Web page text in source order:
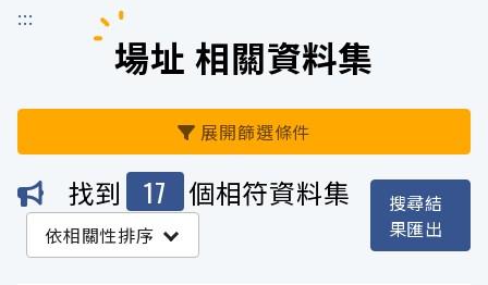
:::
場址 相關資料集
展開篩選條件
機關找到 17 個相符資料集
依相關性排序
搜尋結
果匯出